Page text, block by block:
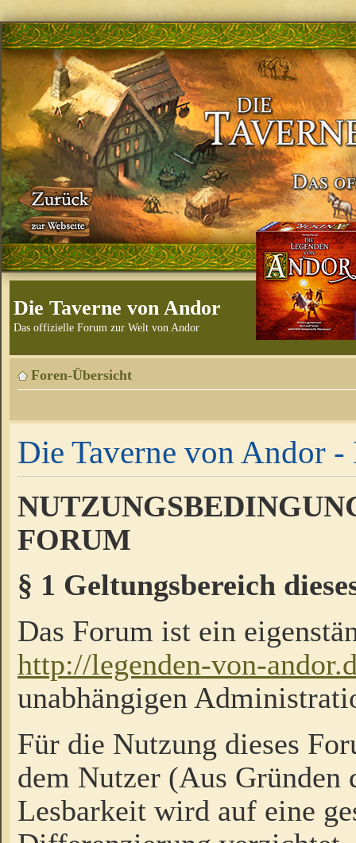
Die Taverne von Andor
Das offizielle Forum zur Welt von Andor
Foren-Übersicht
Die Taverne von Andor -
FORUM
§ 1 Geltungsbereich
Das Forum ist ein
http://legenden-von-
unabhängigen
Für die Nutzung dieses
dem Nutzer (Aus Gründen
Lesbarkeit wird auf eine